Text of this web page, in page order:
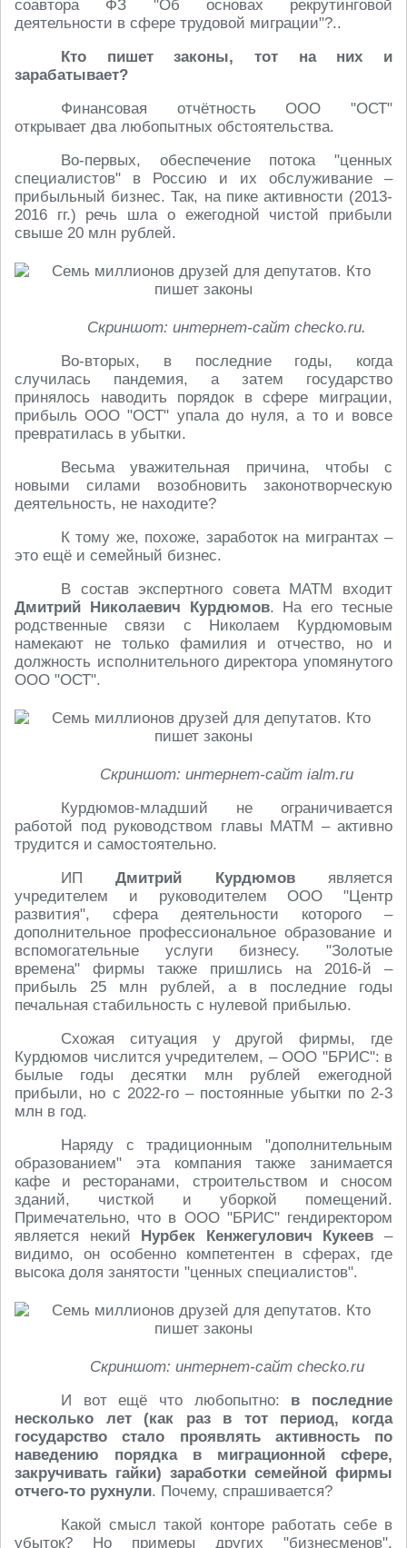
соавтора ФЗ "Об основах рекрутинговой
деятельности в сфере трудовой миграции"?..
Кто пишет законы, тот на них и
зарабатывает?
Финансовая отчётность ООО "ОСТ"
открывает два любопытных обстоятельства.
Во-первых, обеспечение потока "ценных
специалистов" в Россию и их обслуживание –
прибыльный бизнес. Так, на пике активности (2013-
2016 гг.) речь шла о ежегодной чистой прибыли
свыше 20 млн рублей.
Скриншот: интернет-сайт checko.ru.
Во-вторых, в последние годы, когда
случилась пандемия, а затем государство
принялось наводить порядок в сфере миграции,
прибыль ООО "ОСТ" упала до нуля, а то и вовсе
превратилась в убытки.
Весьма уважительная причина, чтобы с
новыми силами возобновить законотворческую
деятельность, не находите?
К тому же, похоже, заработок на мигрантах –
это ещё и семейный бизнес.
В состав экспертного совета МАТМ входит
Дмитрий Николаевич
Курдюмов. На его тесные
родственные связи с Николаем Курдюмовым
намекают не только фамилия и отчество, но и
должность исполнительного директора упомянутого
ООО "ОСТ".
Скриншот: интернет-сайт ialm.ru
Курдюмов-младший не ограничивается
работой под руководством главы МАТМ – активно
трудится и самостоятельно.
ИПДмитрий Курдюмовявляется
учредителем и руководителем ООО "Центр
развития", сфера деятельности которого –
дополнительное профессиональное образование и
вспомогательные услуги бизнесу. "Золотые
времена" фирмы также пришлись на 2016-й –
прибыль 25 млн рублей, а в последние годы
печальная стабильность с нулевой прибылью.
Схожая ситуация у другой фирмы, где
Курдюмов числится учредителем, – ООО "БРИС": в
былые годы десятки млн рублей ежегодной
прибыли, но с 2022-го – постоянные убытки по 2-3
млн в год.
Наряду с традиционным "дополнительным
образованием" эта компания также занимается
кафе и ресторанами, строительством и сносом
зданий, чисткой и уборкой помещений.
Примечательно, что в ООО "БРИС" гендиректором
является некий Нурбек Кенжегулович Кукеев –
видимо, он особенно компетентен в сферах, где
высока доля занятости "ценных специалистов".
Скриншот: интернет-сайт checko.ru
И вот ещё что любопытно: в последние
несколько лет (как раз в тот период, когда
государство стало проявлять активность по
наведению порядка в миграционной сфере,
закручивать гайки) заработки семейной фирмы
отчего-то рухнули. Почему, спрашивается?
Какой смысл такой конторе работать себе в
убыток? Но примеры других "бизнесменов",